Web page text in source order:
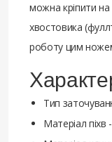
можна кріпити
хвостовика
роботу цим
Тип
Матеріал піхв